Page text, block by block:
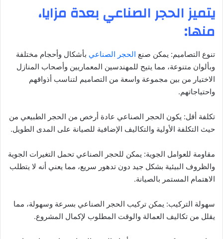
يتميز الحجر الصناعي بعدة مزايا،
منها:
تنوع التصاميم: يمكن صنع الحجر الصناعي بأشكال وأحجام مختلفة
وبألوان متنوعة، مما يتيح للمهندسين المعماريين وأصحاب المنازل
الاختيار من بين مجموعة واسعة من التصاميم لتناسب أذواقهم
واحتياجاتهم.
تكلفة أقل: يكون الحجر الصناعي عادة أرخص من الحجر الطبيعي من
حيث التكلفة الأولية والتكاليف الإضافية للصيانة على المدى الطويل.
مقاومة للعوامل الجوية: يمكن للحجر الصناعي تحمل التغيرات الجوية
والظروف البيئية بشكل جيد دون تدهور سريع، مما يعني أنه لا يتطلب
الاهتمام المستمر بالصيانة.
سهولة التركيب: يمكن تركيب الحجر الصناعي بسرعة وسهولة، مما
يقلل من تكاليف العمالة والوقت المطلوب لإكمال المشروع.